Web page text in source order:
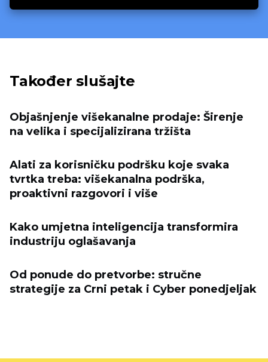
Također slušajte
Objašnjenje višekanalne prodaje: Širenje
na velika i specijalizirana tržišta
Alati za korisničku podršku koje svaka
tvrtka treba: višekanalna podrška,
proaktivni razgovori i više
Kako umjetna inteligencija transformira
industriju oglašavanja
Od ponude do pretvorbe: stručne
strategije za Crni petak i Cyber ​​ponedjeljak